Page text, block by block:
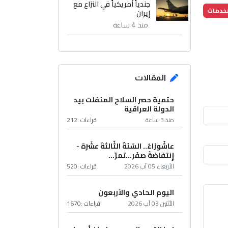
جندياً أمريكياً في النزاع مع
إيران
منذ 4 ساعة
المقالات
حتمية حصر السلاح المنفلت بيد
الدولة العراقية
منذ 3 ساعة قراءات :212
عاشُورْاءُ.. السّنَةُ الثّالثةَ عشَرَة -
إِنتفاضةُ صفَر…تمرّ...
الأربعاء 05 آب 2026 قراءات :520
اليوم الحادي والأربعون
الأثنين 03 آب 2026 قراءات :1670